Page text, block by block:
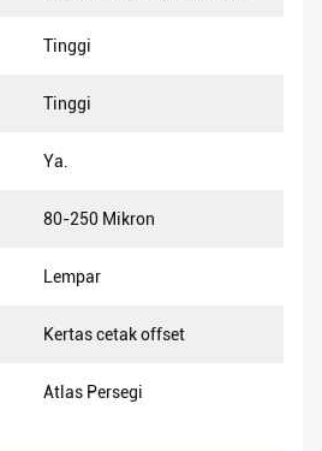
Tinggi
Tinggi
Ya.
80-250 Mikron
Lempar
Kertas cetak offset
Atlas Persegi